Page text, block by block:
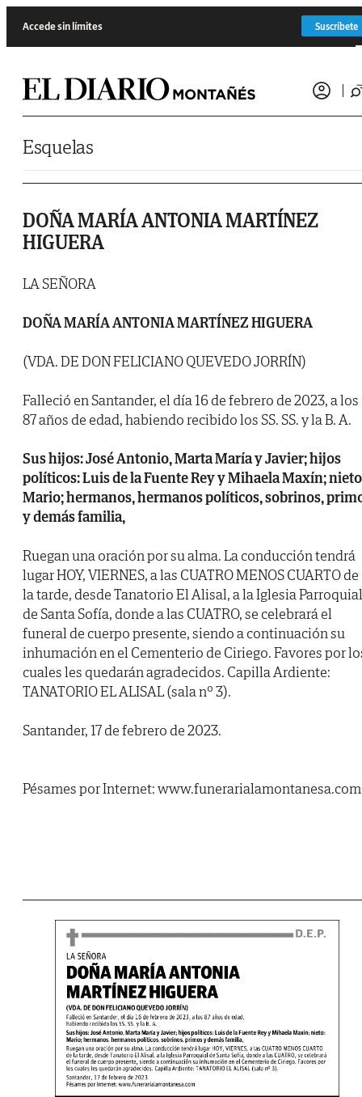
Accede sin límites Suscríbete
Esquelas
DOÑA MARÍA ANTONIA MARTÍNEZ
HIGUERA
LA SEÑORA
DOÑA MARÍA ANTONIA MARTÍNEZ HIGUERA
(VDA. DE DON FELICIANO QUEVEDO JORRÍN)
Falleció en Santander, el día 16 de febrero de 2023, a los
87 años de edad, habiendo recibido los SS. SS. y la B. A.
Sus hijos: José Antonio, Marta María y Javier; hijos
políticos: Luis de la Fuente Rey y Mihaela Maxín;
Mario; hermanos, hermanos políticos, sobrinos,
y demás familia,
Ruegan una oración por su alma. La conducción tendrá
lugar HOY, VIERNES, a las CUATRO MENOS CUARTO de
la tarde, desde Tanatorio El Alisal, a la Iglesia Parroquial
de Santa Sofía, donde a las CUATRO, se celebrará el
funeral de cuerpo presente, siendo a continuación su
inhumación en el Cementerio de Ciriego. Favores por
cuales les quedarán agradecidos. Capilla Ardiente:
TANATORIO EL ALISAL (sala nº 3).
Santander, 17 de febrero de 2023.
Pésames por Internet: www.funerarialamontanesa.com